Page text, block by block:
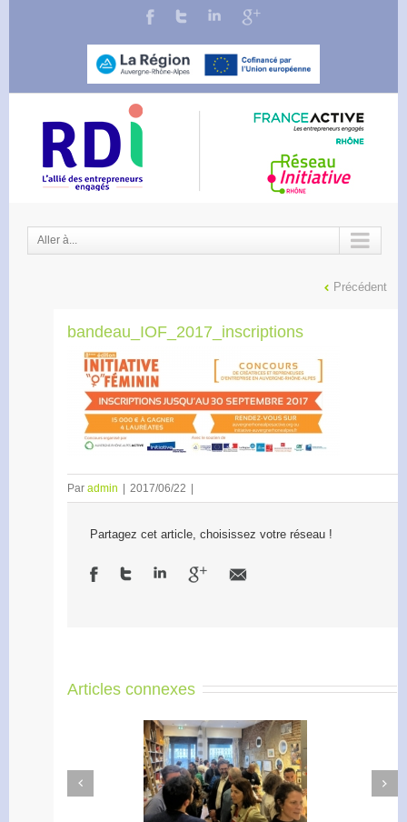
Aller à...
Précédent
bandeau_IOF_2017_inscriptions
Par admin 2017/06/22
Partagez cet article, choisissez votre réseau !
Articles connexes
Accélérateur de
l’engagement
Previous
Next